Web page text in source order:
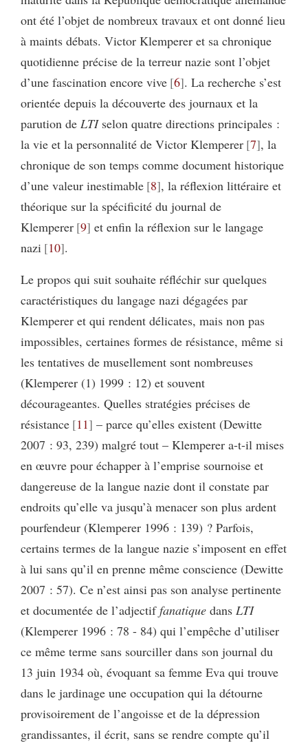
ont été l’objet de nombreux travaux et ont donné lieu
à maints débats. Victor Klemperer et sa chronique
quotidienne précise de la terreur nazie sont l’objet
d’une fascination encore vive 6 . La recherche s’est
orientée depuis la découverte des journaux et la
parution de LTIselon quatre directions principales :
la vie et la personnalité de Victor Klemperer 7 , la
chronique de son temps comme document historique
d’une valeur inestimable 8 , la réflexion littéraire et
théorique sur la spécificité du journal de
Klemperer 9 et enfin la réflexion sur le langage
nazi 10 .
Le propos qui suit souhaite réfléchir sur quelques
caractéristiques du langage nazi dégagées par
Klemperer et qui rendent délicates, mais non pas
impossibles, certaines formes de résistance, même si
les tentatives de musellement sont nombreuses
(Klemperer (1) 1999 : 12) et souvent
décourageantes. Quelles stratégies précises de
résistance 11 – parce qu’elles existent (Dewitte
2007 : 93, 239) malgré tout – Klemperer a-t-il mises
en œuvre pour échapper à l’emprise sournoise et
dangereuse de la langue nazie dont il constate par
endroits qu’elle va jusqu’à menacer son plus ardent
pourfendeur (Klemperer 1996 : 139) ? Parfois,
certains termes de la langue nazie s’imposent en effet
à lui sans qu’il en prenne même conscience (Dewitte
2007 : 57). Ce n’est ainsi pas son analyse pertinente
et documentée de l’adjectiffanatique dans LTI
(Klemperer 1996 : 78 - 84) qui l’empêche d’utiliser
ce même terme sans sourciller dans son journal du
13 juin 1934 où, évoquant sa femme Eva qui trouve
dans le jardinage une occupation qui la détourne
provisoirement de l’angoisse et de la dépression
grandissantes, il écrit, sans se rendre compte qu’il